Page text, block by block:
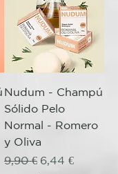
Nudum - Champú
Sólido Pelo
Normal - Romero
y Oliva
Prix original
9,90 € Prix
6,44 €